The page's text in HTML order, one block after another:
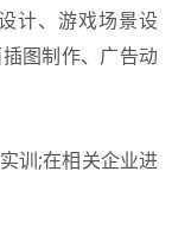
计、游戏场景设
图制作、广告动
训;在相关企业进